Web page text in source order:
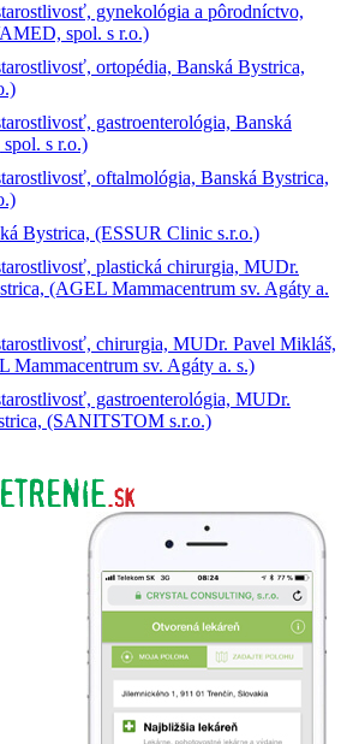
gynekológia a pôrodníctvo,
spol. s r.o.)
ortopédia, Banská Bystrica,
gastroenterológia, Banská
s r.o.)
oftalmológia, Banská Bystrica,
Bystrica, (ESSUR Clinic s.r.o.)
plastická chirurgia, MUDr.
(AGEL Mammacentrum sv. Agáty a.
chirurgia, MUDr. Pavel Mikláš,
Mammacentrum sv. Agáty a. s.)
gastroenterológia, MUDr.
(SANITSTOM s.r.o.)